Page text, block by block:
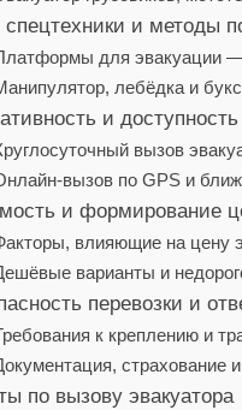
и методы
для эвакуации —
лебёдка и
и
вызов
вызов по GPS и
и формирование
влияющие на цену
варианты и
перевозки и
к креплению и
страхование
по вызову эвакуатора